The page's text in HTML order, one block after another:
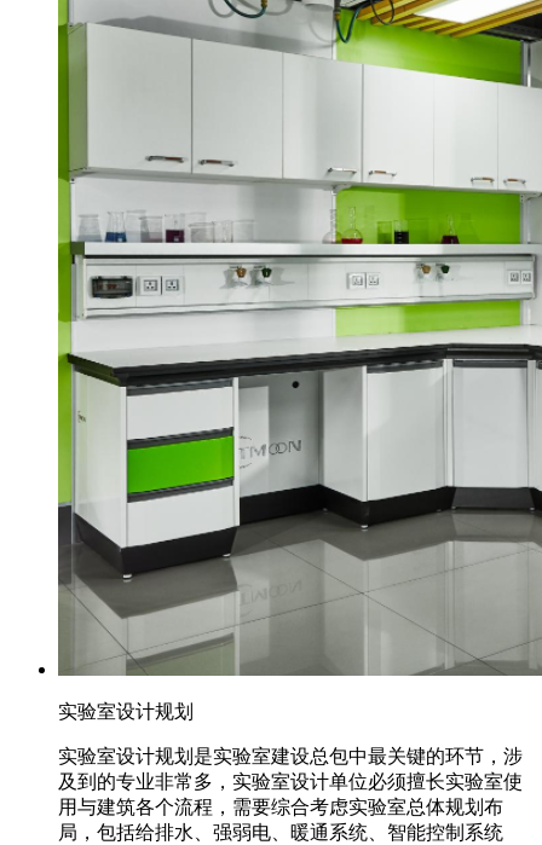
实验室设计规划
实验室设计规划是实验室建设总包中最关键的环节，涉
及到的专业非常多，实验室设计单位必须擅长实验室使
用与建筑各个流程，需要综合考虑实验室总体规划布
局，包括给排水、强弱电、暖通系统、智能控制系统